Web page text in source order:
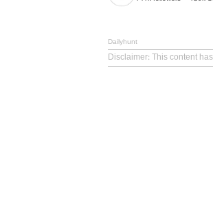
Dailyhunt
Disclaimer: This content